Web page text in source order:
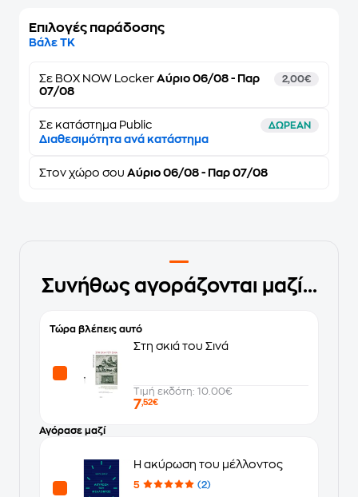
Επιλογές παράδοσης
Βάλε ΤΚ
Σε BOX NOW Locker Αύριο 06/08 - Παρ
07/08
2,00€
Σε κατάστημα Public ΔΩΡΕΑΝ
Διαθεσιμότητα ανά κατάστημα
Στον χώρο σου Αύριο 06/08 - Παρ 07/08
Συνήθως αγοράζονται μαζί...
Τώρα βλέπεις αυτό
Στη σκιά του Σινά
Τιμή εκδότη: 10.00€
7,52€
Αγόρασε μαζί
Η ακύρωση του μέλλοντος
5
(2)